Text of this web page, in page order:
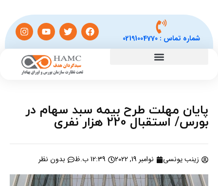
شماره تماس :02191004770
پایان مهلت طرح بیمه سبد سهام در
بورس/ استقبال 220 هزار نفری
زینب یونسی نوامبر 19, 2022 12:39 ب.ظ بدون نظر